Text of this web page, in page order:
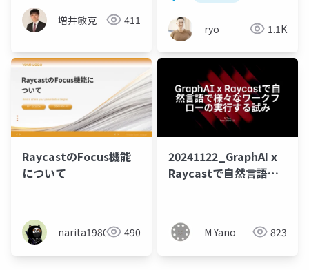
増井敏克 411
ryo 1.1K
RaycastのFocus機能
について
narita1980 490
20241122_GraphAI x
Raycastで自然言語で
M Yano 823